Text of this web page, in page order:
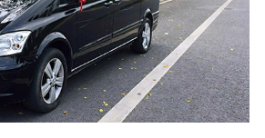
关于我们
联系我们